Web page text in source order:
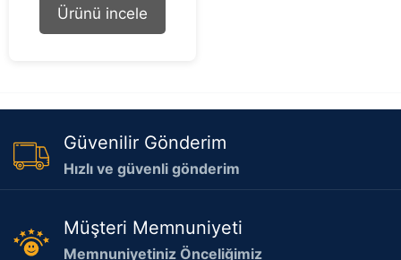
o
f
Ürünü incele
Güvenilir Gönderim
Hızlı ve güvenli gönderim
Müşteri Memnuniyeti
Memnuniyetiniz Önceliğimiz